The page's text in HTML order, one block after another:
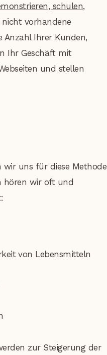
schulen,
vorhandene
Anzahl Ihrer Kunden,
Ihr Geschäft mit
und stellen
wir uns für diese Methode
hören wir oft und
von Lebensmitteln
zur Steigerung der